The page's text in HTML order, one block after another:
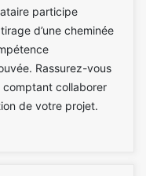
participe
d’une cheminée
Rassurez-vous
comptant collaborer
de votre projet.